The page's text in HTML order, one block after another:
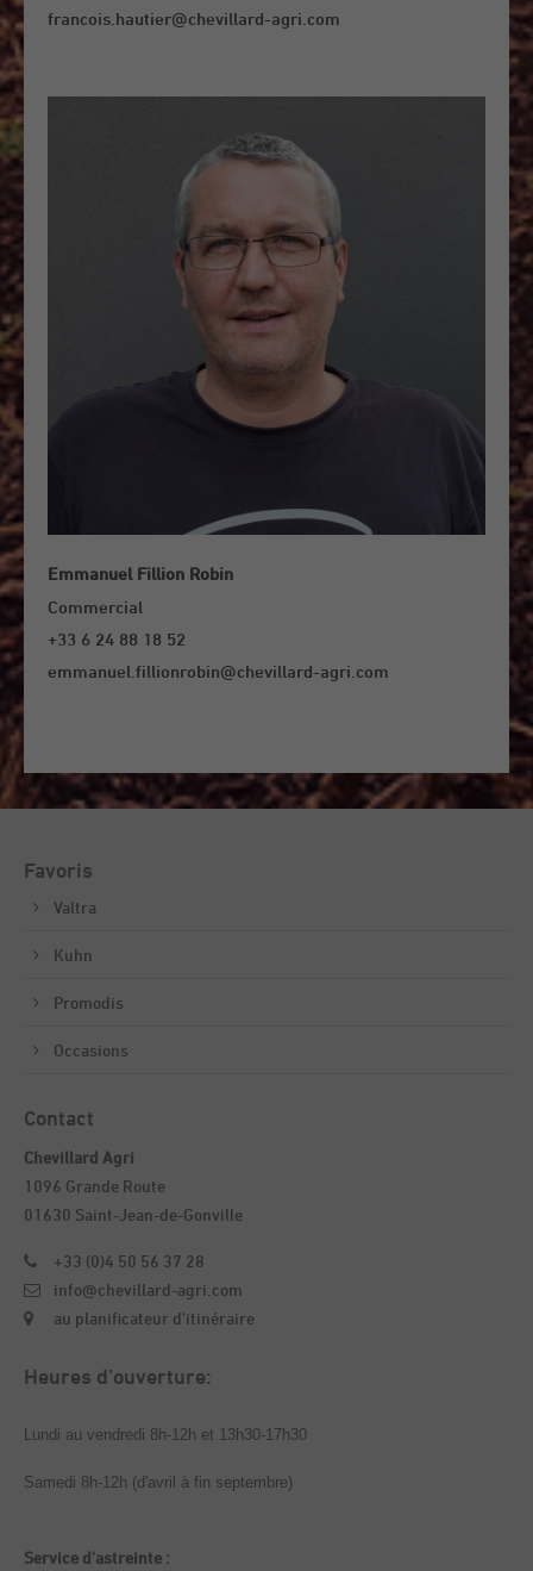
francois.hautier@chevillard-agri.com
Emmanuel Fillion Robin
Commercial
+33 6 24 88 18 52
emmanuel.fillionrobin@chevillard-agri.com
Favoris
Valtra
Kuhn
Promodis
Occasions
Contact
Chevillard Agri
1096 Grande Route
01630 Saint-Jean-de-Gonville
+33 (0)4 50 56 37 28
info@chevillard-agri.com
au planificateur d'itinéraire
Heures d’ouverture:
Lundi au vendredi 8h-12h et 13h30-17h30
Samedi 8h-12h (d'avril à fin septembre)
Service d'astreinte :